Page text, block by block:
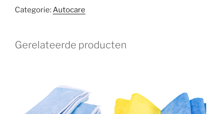
Categorie:Autocare
Gerelateerde producten